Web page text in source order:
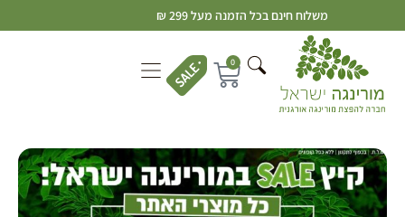
משלוח חינם בכל הזמנה מעל 299 ₪
0